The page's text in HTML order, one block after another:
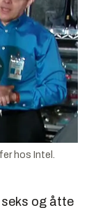
hos Intel.
seks og åtte